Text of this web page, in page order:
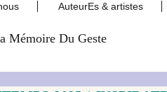
AuteurEs & artistes
Mémoire Du Geste